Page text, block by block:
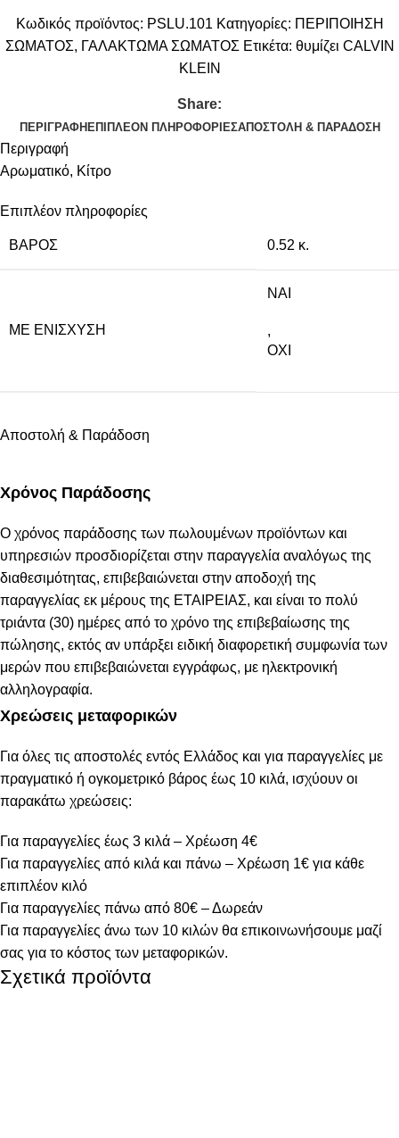
Κωδικός προϊόντος: PSLU.101 Κατηγορίες: ΠΕΡΙΠΟΙΗΣΗ
ΣΩΜΑΤΟΣ, ΓΑΛΑΚΤΩΜΑ ΣΩΜΑΤΟΣ Ετικέτα: θυμίζει CALVIN
KLEIN
Share:
ΠΕΡΙΓΡΑΦΉ ΕΠΙΠΛΈΟΝ ΠΛΗΡΟΦΟΡΊΕΣΑΠΟΣΤΟΛΉ & ΠΑΡΆΔΟΣΗ
Περιγραφή
Αρωματικό, Κίτρο
Επιπλέον πληροφορίες
ΒΆΡΟΣ 0.52 κ.
ΜΕ ΕΝΊΣΧΥΣΗ
NAI
,
ΟΧΙ
Αποστολή & Παράδοση
Χρόνος Παράδοσης
Ο χρόνος παράδοσης των πωλουμένων προϊόντων και
υπηρεσιών προσδιορίζεται στην παραγγελία αναλόγως της
διαθεσιμότητας, επιβεβαιώνεται στην αποδοχή της
παραγγελίας εκ μέρους της ΕΤΑΙΡΕΙΑΣ, και είναι το πολύ
τριάντα (30) ημέρες από το χρόνο της επιβεβαίωσης της
πώλησης, εκτός αν υπάρξει ειδική διαφορετική συμφωνία των
μερών που επιβεβαιώνεται εγγράφως, με ηλεκτρονική
αλληλογραφία.
Χρεώσεις μεταφορικών
Για όλες τις αποστολές εντός Ελλάδος και για παραγγελίες με
πραγματικό ή ογκομετρικό βάρος έως 10 κιλά, ισχύουν οι
παρακάτω χρεώσεις:
Για παραγγελίες έως 3 κιλά – Χρέωση 4€
Για παραγγελίες από κιλά και πάνω – Χρέωση 1€ για κάθε
επιπλέον κιλό
Για παραγγελίες πάνω από 80€ – Δωρεάν
Για παραγγελίες άνω των 10 κιλών θα επικοινωνήσουμε μαζί
σας για το κόστος των μεταφορικών.
Σχετικά προϊόντα